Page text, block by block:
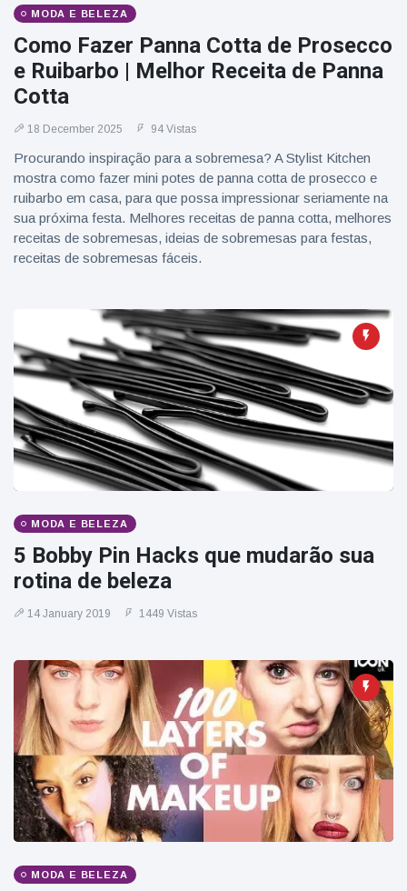
MODA E BELEZA
Como Fazer Panna Cotta de Prosecco
e Ruibarbo | Melhor Receita de Panna
Cotta
18 December 2025 94 Vistas
Procurando inspiração para a sobremesa? A Stylist Kitchen
mostra como fazer mini potes de panna cotta de prosecco e
ruibarbo em casa, para que possa impressionar seriamente na
sua próxima festa. Melhores receitas de panna cotta, melhores
receitas de sobremesas, ideias de sobremesas para festas,
receitas de sobremesas fáceis.
MODA E BELEZA
5 Bobby Pin Hacks que mudarão sua
rotina de beleza
14 January 2019 1449 Vistas
MODA E BELEZA